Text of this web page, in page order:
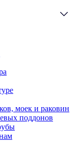
моек и раковин
поддонов